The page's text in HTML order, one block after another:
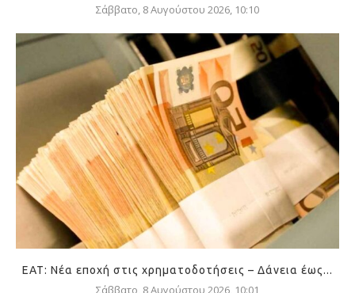
Σάββατο, 8 Αυγούστου 2026, 10:10
ΕΑΤ: Νέα εποχή στις χρηματοδοτήσεις – Δάνεια έως...
Σάββατο, 8 Αυγούστου 2026, 10:01